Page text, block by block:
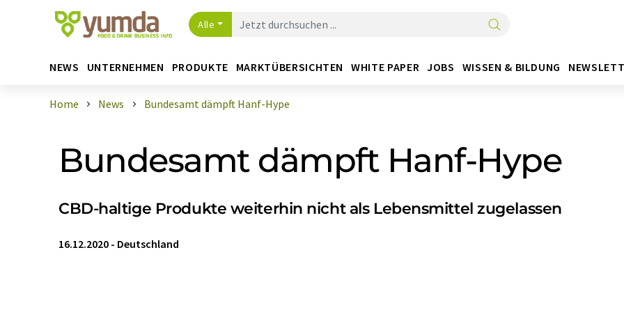
Alle
NEWS UNTERNEHMEN PRODUKTE MARKTÜBERSICHTEN WHITE PAPER JOBS WISSEN & BILDUNG
Home News Bundesamt dämpft Hanf-Hype
Bundesamt dämpft Hanf-Hype
CBD-haltige Produkte weiterhin nicht als Lebensmittel zugelassen
16.12.2020 - Deutschland